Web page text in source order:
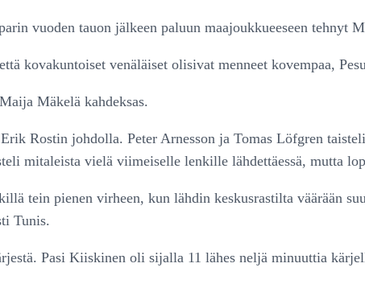
vuoden tauon jälkeen paluun maajoukkueeseen tehnyt
kovakuntoiset venäläiset olisivat menneet kovempaa,
Mäkelä kahdeksas.
Rostin johdolla. Peter Arnesson ja Tomas Löfgren
mitaleista vielä viimeiselle lenkille lähdettäessä, mutta
tein pienen virheen, kun lähdin keskusrastilta väärään
Tunis.
Pasi Kiiskinen oli sijalla 11 lähes neljä minuuttia